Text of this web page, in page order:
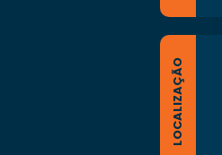
LOCALIZAÇÃO